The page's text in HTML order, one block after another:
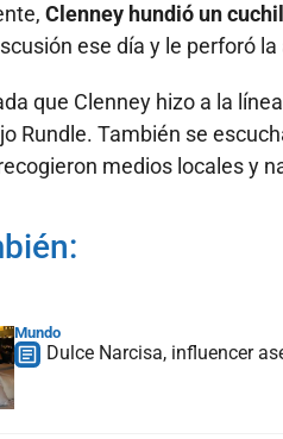
Clenney hundió un
ese día y le perforó
que Clenney hizo a la
Rundle. También se
medios locales y
Mundo
Dulce Narcisa, influencer